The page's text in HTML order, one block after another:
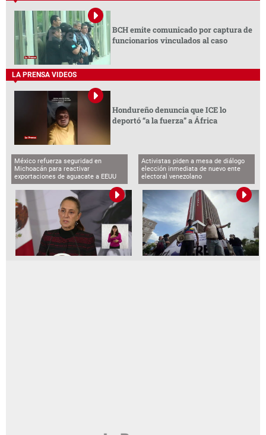
BCH emite comunicado por captura de
funcionarios vinculados al caso
LA PRENSA VIDEOS
Hondureño denuncia que ICE lo
deportó “a la fuerza” a África
México refuerza seguridad en
Michoacán para reactivar
exportaciones de aguacate a EEUU
Activistas piden a mesa de diálogo
elección inmediata de nuevo ente
electoral venezolano